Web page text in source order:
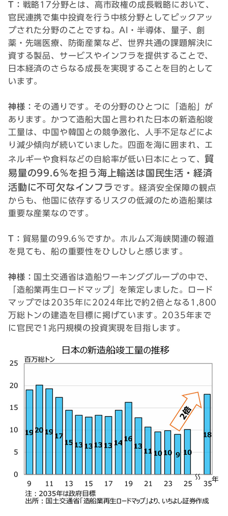
T： 戦略17分野とは、高市政権の成長戦略において、
官民連携で集中投資を行う中核分野としてピックアッ
プされた分野のことですね。AI・半導体、量子、創
薬・先端医療、防衛産業など、世界共通の課題解決に
資する製品、サービスやインフラを提供することで、
日本経済のさらなる成長を実現することを目的として
います。
神様： その通りです。その分野のひとつに「造船」が
あります。かつて造船大国と言われた日本の新造船竣
工量は、中国や韓国との競争激化、人手不足などによ
り減少傾向が続いていました。四面を海に囲まれ、エ
ネルギーや食料などの自給率が低い日本にとって、貿
易量の99.6％を担う海上輸送は国民生活・経済
活動に不可欠なインフラ です。経済安全保障の観点
からも、他国に依存するリスクの低減のため造船業は
重要な産業なのです。
T： 貿易量の99.6％ですか。ホルムズ海峡関連の報道
を見ても、船の重要性をひしひしと感じます。
神様： 国土交通省は造船ワーキンググループの中で、
「造船業再生ロードマップ」を策定しました。ロード
マップでは2035年に2024年比で約2倍となる1,800
万総トンの建造を目標に掲げています。2035年まで
に官民で1兆円規模の投資実現を目指します。